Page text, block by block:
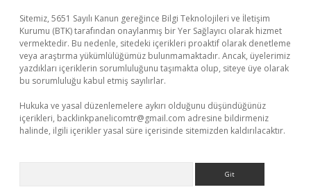
Sitemiz, 5651 Sayılı Kanun gereğince Bilgi Teknolojileri ve İletişim
Kurumu (BTK) tarafından onaylanmış bir Yer Sağlayıcı olarak hizmet
vermektedir. Bu nedenle, sitedeki içerikleri proaktif olarak denetleme
veya araştırma yükümlülüğümüz bulunmamaktadır. Ancak, üyelerimiz
yazdıkları içeriklerin sorumluluğunu taşımakta olup, siteye üye olarak
bu sorumluluğu kabul etmiş sayılırlar.
Hukuka ve yasal düzenlemelere aykırı olduğunu düşündüğünüz
içerikleri, backlinkpanelicomtr@gmail.com adresine bildirmeniz
halinde, ilgili içerikler yasal süre içerisinde sitemizden kaldırılacaktır.